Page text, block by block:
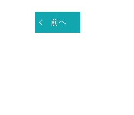
前へ